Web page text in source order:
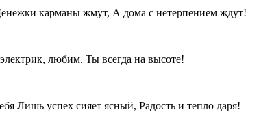
карманы жмут, А дома с нетерпением ждут!
любим. Ты всегда на высоте!
Лишь успех сияет ясный, Радость и тепло даря!